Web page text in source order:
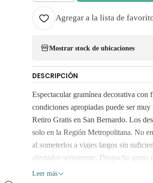
Agregar a la lista de
Mostrar stock de ubicaciones
DESCRIPCIÓN
Espectacular gramínea decorativa con
condiciones apropiadas puede ser
Retiro Gratis en San Bernardo. Los
solo en la Región Metropolitana. No
al someterlos a viajes largos sin
afectados seriamente. Despacho gratis
Leer más